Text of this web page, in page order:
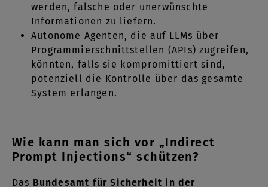
werden, falsche oder unerwünschte
Informationen zu liefern.
Autonome Agenten, die auf LLMs über
Programmierschnittstellen (APIs) zugreifen,
könnten, falls sie kompromittiert sind,
potenziell die Kontrolle über das gesamte
System erlangen.
Wie kann man sich vor „Indirect
Prompt Injections“ schützen?
Das Bundesamt für Sicherheit in der